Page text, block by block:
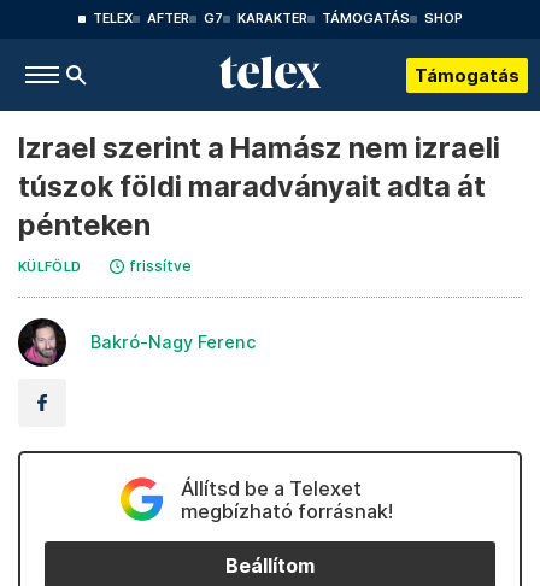
TELEX AFTER G7 KARAKTER TÁMOGATÁS SHOP
Támogatás
Izrael szerint a Hamász nem izraeli
túszok földi maradványait adta át
pénteken
KÜLFÖLD frissítve
Bakró-Nagy Ferenc
Állítsd be a Telexet
megbízható forrásnak!
Beállítom